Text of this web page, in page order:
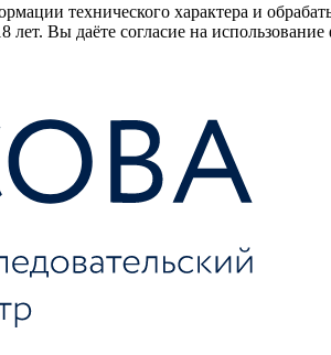
технического характера и
Вы даёте согласие на